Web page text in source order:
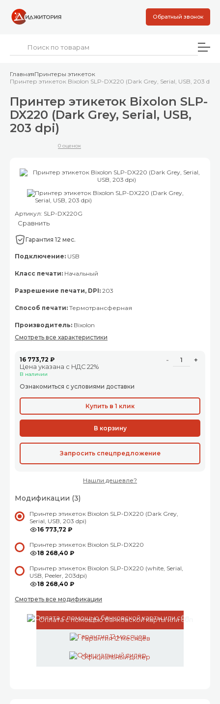
Обратный звонок
ГлавнаяПринтеры этикеток
Принтер этикеток Bixolon SLP-DX220 (Dark Grey, Serial, USB, 203 dpi)
Принтер этикеток Bixolon SLP-
DX220 (Dark Grey, Serial, USB,
203 dpi)
0 оценок
Артикул: SLP-DX220G
Сравнить
Гарантия 12 мес.
Подключение: USB
Класс печати: Начальный
Разрешение печати, DPI: 203
Способ печати: Термотрансферная
Производитель: Bixolon
Смотреть все характеристики
16 773,72 ₽
Цена указана с НДС 22%
В наличии
- +
Ознакомиться с условиями доставки
Купить в 1 клик
В корзину
Запросить спецпредложение
Нашли дешевле?
Модификации (3)
Принтер этикеток Bixolon SLP-DX220 (Dark Grey,
Serial, USB, 203 dpi)
16 773,72 ₽
Принтер этикеток Bixolon SLP-DX220
18 268,40 ₽
Принтер этикеток Bixolon SLP-DX220 (white, Serial,
USB, Peeler, 203dpi)
18 268,40 ₽
Смотреть все модификации
Оплата с помощью банковской карты или сбп
Гарантия 12 месяцев
Официальный дилер